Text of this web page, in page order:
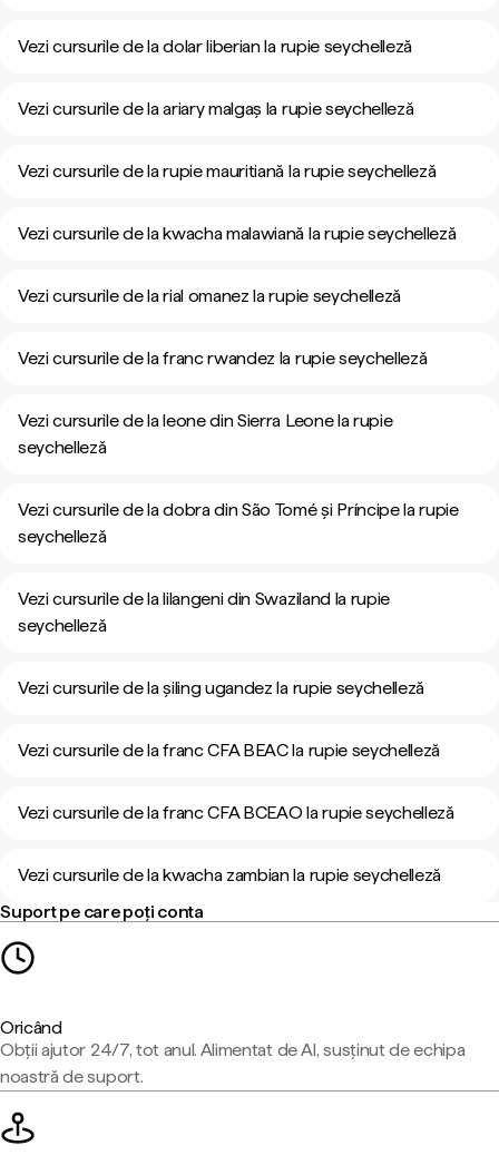
Vezi cursurile de la dolar liberian la rupie seychelleză
Vezi cursurile de la ariary malgaș la rupie seychelleză
Vezi cursurile de la rupie mauritiană la rupie seychelleză
Vezi cursurile de la kwacha malawiană la rupie seychelleză
Vezi cursurile de la rial omanez la rupie seychelleză
Vezi cursurile de la franc rwandez la rupie seychelleză
Vezi cursurile de la leone din Sierra Leone la rupie
seychelleză
Vezi cursurile de la dobra din São Tomé și Príncipe la rupie
seychelleză
Vezi cursurile de la lilangeni din Swaziland la rupie
seychelleză
Vezi cursurile de la șiling ugandez la rupie seychelleză
Vezi cursurile de la franc CFA BEAC la rupie seychelleză
Vezi cursurile de la franc CFA BCEAO la rupie seychelleză
Vezi cursurile de la kwacha zambian la rupie seychelleză
Suport pe care poți conta
Oricând
Obții ajutor 24/7, tot anul. Alimentat de AI, susținut de echipa
noastră de suport.